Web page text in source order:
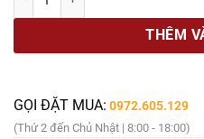
THÊM
GỌI ĐẶT MUA: 0972.605.129
(Thứ 2 đến Chủ Nhật | 8:00 - 18:00)